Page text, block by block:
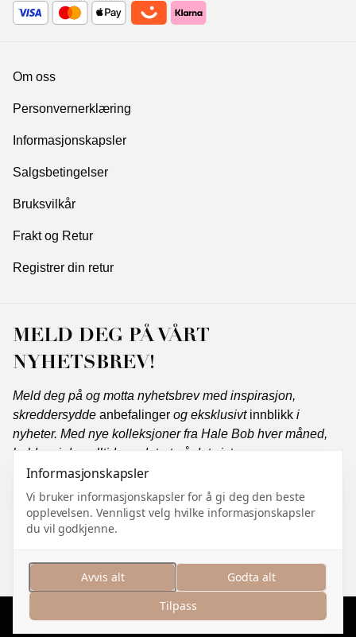
Om oss
Personvernerklæring
Informasjonskapsler
Salgsbetingelser
Bruksvilkår
Frakt og Retur
Registrer din retur
MELD DEG PÅ VÅRT
NYHETSBREV!
Meld deg på og motta nyhetsbrev med inspirasjon,
skreddersydde anbefalinger og eksklusivt innblikk i
nyheter. Med nye kolleksjoner fra Hale Bob hver måned,
holder vi deg alltid oppdatert på det siste.
Abonner
og jeg godtarpersonvernerklæringen.
Administrer informasjonskapsler
Informasjonskapsler
Vi bruker informasjonskapsler for å gi deg den beste
opplevelsen. Vennligst velg hvilke informasjonskapsler
du vil godkjenne.
Avvis alt
Godta alt
Tilpass